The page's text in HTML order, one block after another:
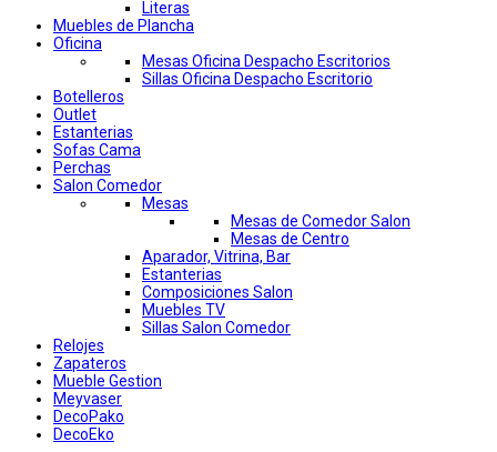
Literas
Muebles de Plancha
Oficina
Mesas Oficina Despacho Escritorios
Sillas Oficina Despacho Escritorio
Botelleros
Outlet
Estanterias
Sofas Cama
Perchas
Salon Comedor
Mesas
Mesas de Comedor Salon
Mesas de Centro
Aparador, Vitrina, Bar
Estanterias
Composiciones Salon
Muebles TV
Sillas Salon Comedor
Relojes
Zapateros
Mueble Gestion
Meyvaser
DecoPako
DecoEko